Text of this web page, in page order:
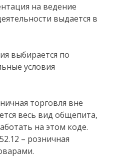
на ведение
выдается в
выбирается по
условия
торговля вне
весь вид общепита,
на этом коде.
– розничная